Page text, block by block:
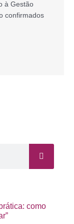
à Gestão
confirmados
como